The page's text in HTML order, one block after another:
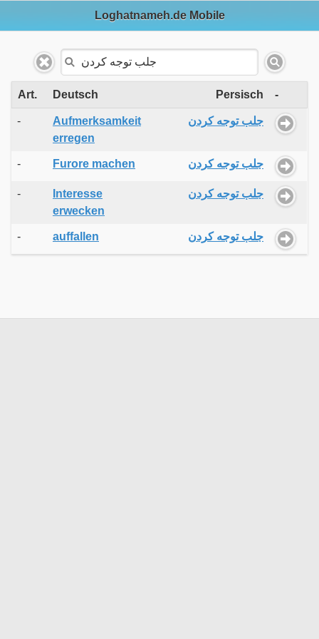
Loghatnameh.de Mobile
Art. Deutsch Persisch -
-
Aufmerksamkeit
erregen
جلب توجه کردن
- Furore machen جلب توجه کردن
-
Interesse
erwecken
جلب توجه کردن
- auffallen جلب توجه کردن